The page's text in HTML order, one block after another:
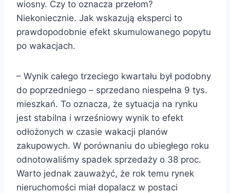
wiosny. Czy to oznacza przełom?
Niekoniecznie. Jak wskazują eksperci to
prawdopodobnie efekt skumulowanego popytu
po wakacjach.
– Wynik całego trzeciego kwartału był podobny
do poprzedniego – sprzedano niespełna 9 tys.
mieszkań. To oznacza, że sytuacja na rynku
jest stabilna i wrześniowy wynik to efekt
odłożonych w czasie wakacji planów
zakupowych. W porównaniu do ubiegłego roku
odnotowaliśmy spadek sprzedaży o 38 proc.
Warto jednak zauważyć, że rok temu rynek
nieruchomości miał dopalacz w postaci